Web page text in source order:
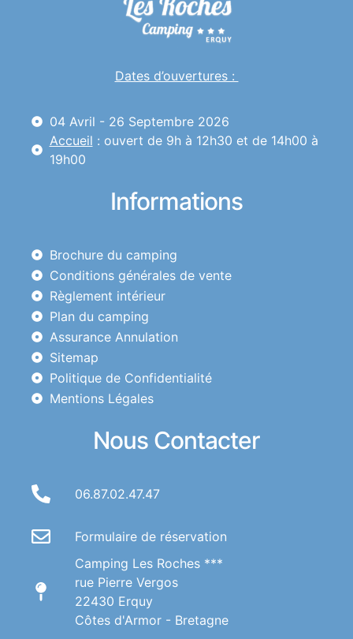
Dates d’ouvertures :
04 Avril - 26 Septembre 2026
Accueil : ouvert de 9h à 12h30 et de 14h00 à
19h00
Informations
Brochure du camping
Conditions générales de vente
Règlement intérieur
Plan du camping
Assurance Annulation
Sitemap
Politique de Confidentialité
Mentions Légales
Nous Contacter
06.87.02.47.47
Formulaire de réservation
Camping Les Roches ***
rue Pierre Vergos
22430 Erquy
Côtes d'Armor - Bretagne